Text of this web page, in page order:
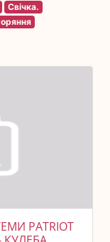
Свічка.
PATRIOT